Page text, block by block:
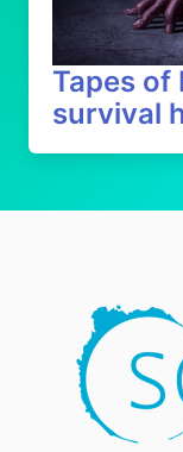
Tapes of
survival